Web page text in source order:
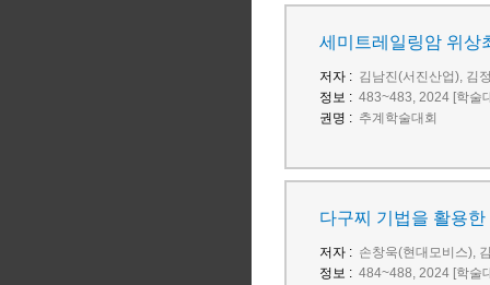
세미트레일링암 위상
저자 : 김남진(서진산업), 김
정보 : 483~483, 2024 [학술
권명 : 추계학술대회
다구찌 기법을 활용
저자 : 손창욱(현대모비스),
정보 : 484~488, 2024 [학술